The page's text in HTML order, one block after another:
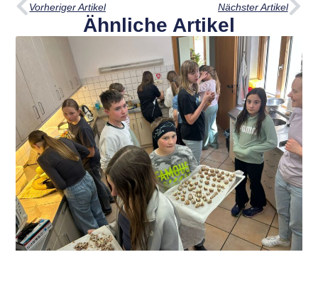
Vorheriger Artikel Nächster Artikel
Ähnliche Artikel